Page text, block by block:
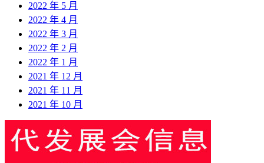
2022 年 5 月
2022 年 4 月
2022 年 3 月
2022 年 2 月
2022 年 1 月
2021 年 12 月
2021 年 11 月
2021 年 10 月